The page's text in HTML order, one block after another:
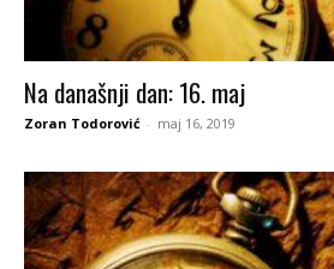
Na današnji dan: 16. maj
Zoran Todorović - maj 16, 2019